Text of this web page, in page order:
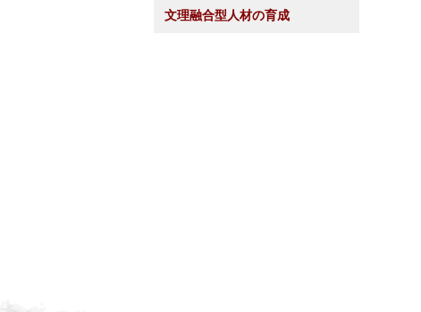
文理融合型人材の育成